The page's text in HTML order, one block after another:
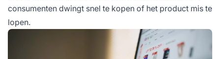
consumenten dwingt snel te kopen of het product mis te
lopen.